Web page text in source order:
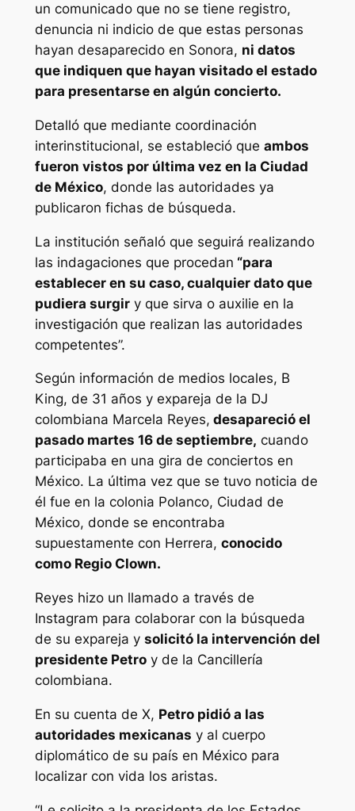
un comunicado que no se tiene registro,
denuncia ni indicio de que estas personas
hayan desaparecido en Sonora, ni datos
que indiquen que hayan visitado el estado
para presentarse en algún concierto.
Detalló que mediante coordinación
interinstitucional, se estableció que ambos
fueron vistos por última vez en la Ciudad
de México, donde las autoridades ya
publicaron fichas de búsqueda.
La institución señaló que seguirá realizando
las indagaciones que procedan “para
establecer en su caso, cualquier dato que
pudiera surgiry que sirva o auxilie en la
investigación que realizan las autoridades
competentes”.
Según información de medios locales, B
King, de 31 años y expareja de la DJ
colombiana Marcela Reyes, desapareció el
pasado martes 16 de septiembre, cuando
participaba en una gira de conciertos en
México. La última vez que se tuvo noticia de
él fue en la colonia Polanco, Ciudad de
México, donde se encontraba
supuestamente con Herrera, conocido
como Regio Clown.
Reyes hizo un llamado a través de
Instagram para colaborar con la búsqueda
de su expareja y solicitó la intervención del
presidente Petroy de la Cancillería
colombiana.
En su cuenta de X, Petro pidió a las
autoridades mexicanas y al cuerpo
diplomático de su país en México para
localizar con vida los aristas.